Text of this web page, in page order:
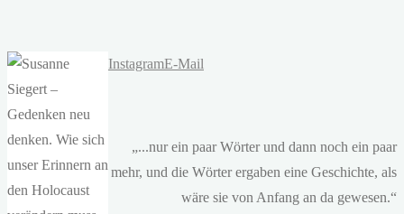
InstagramE-Mail
„...nur ein paar Wörter und dann noch ein paar
mehr, und die Wörter ergaben eine Geschichte, als
wäre sie von Anfang an da gewesen.“